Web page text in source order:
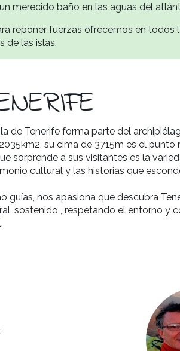
merecido baño en las aguas del
reponer fuerzas ofrecemos en todos
de las islas.
de Tenerife forma parte del
su cima de 3715m es el punto
sorprende a sus visitantes es la
cultural y las historias que
guías, nos apasiona que descubra
sostenido , respetando el entorno y